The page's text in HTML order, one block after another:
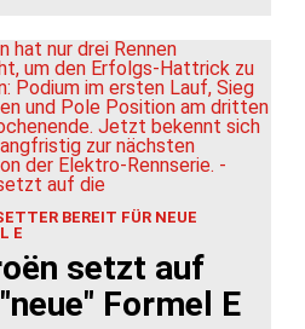
BEREIT FÜR NEUE
E
setzt auf
Formel E